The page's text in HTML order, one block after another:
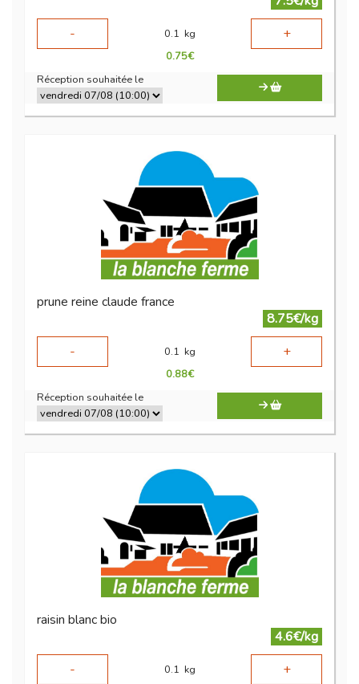
-
0.1 kg +
0.75€
Réception souhaitée le
prune reine claude france
8.75€/kg
-
0.1 kg +
0.88€
Réception souhaitée le
raisin blanc bio
4.6€/kg
-
0.1 kg +